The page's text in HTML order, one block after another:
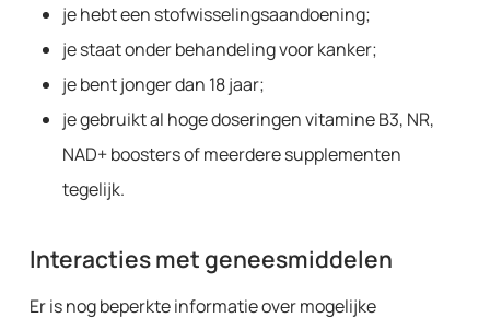
je hebt een stofwisselingsaandoening;
je staat onder behandeling voor kanker;
je bent jonger dan 18 jaar;
je gebruikt al hoge doseringen vitamine B3, NR,
NAD+ boosters of meerdere supplementen
tegelijk.
Interacties met geneesmiddelen
Er is nog beperkte informatie over mogelijke